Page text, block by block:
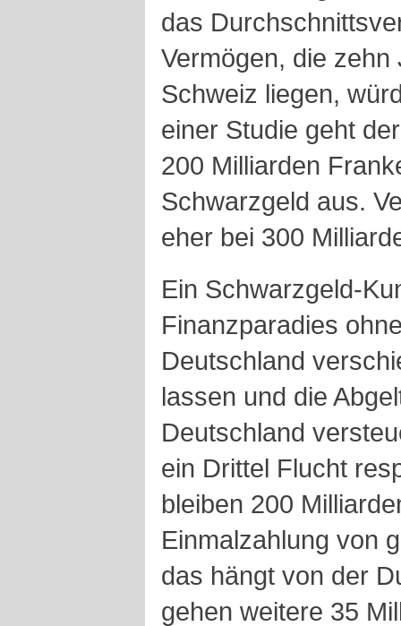
das
Vermögen, die
Schweiz liegen,
einer Studie geht
200 Milliarden
Schwarzgeld aus.
eher bei 300
Ein Schwarzgeld-
Finanzparadies
Deutschland
lassen und die
Deutschland
ein Drittel Flucht
bleiben 200
Einmalzahlung von
das hängt von der
gehen weitere 35